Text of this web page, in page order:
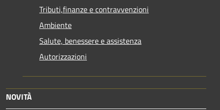
Tributi,finanze e contravvenzioni
Ambiente
Salute, benessere e assistenza
Autorizzazioni
NOVITÀ